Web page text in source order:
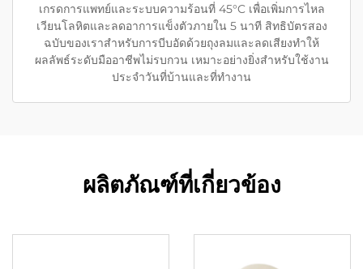
เกรดการแพทย์และระบบความร้อนที่ 45°C เพื่อเพิ่มการไหล
เวียนโลหิตและลดอาการแข็งตัวภายใน 5 นาที สิทธิบัตรสอง
ฉบับของเราสำหรับการบีบอัดด้วยถุงลมและลดเสียงทำให้
ผลลัพธ์ระดับมืออาชีพไม่รบกวน เหมาะอย่างยิ่งสำหรับใช้งาน
ประจำวันที่บ้านและที่ทำงาน
ผลิตภัณฑ์ที่เกี่ยวข้อง